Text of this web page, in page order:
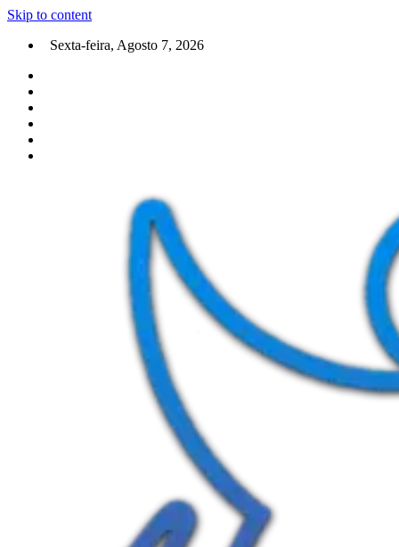
Skip to content
Sexta-feira, Agosto 7, 2026